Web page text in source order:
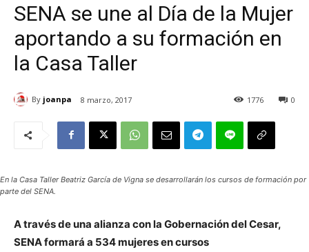
SENA se une al Día de la Mujer
aportando a su formación en
la Casa Taller
By joanpa 8 marzo, 2017 0
1776
En la Casa Taller Beatriz García de Vigna se desarrollarán los cursos de formación por
parte del SENA.
A través de una alianza con la Gobernación del Cesar,
SENA formará a 534 mujeres en cursos